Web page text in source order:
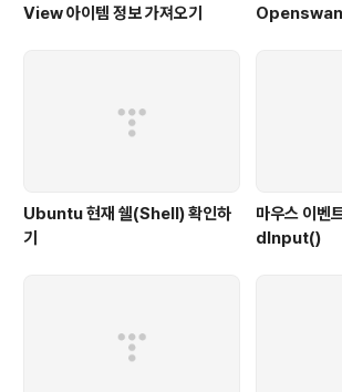
View 아이템 정보 가져오기
Openswan
Ubuntu 현재 쉘(Shell) 확인하
기
마우스 이벤
dInput()